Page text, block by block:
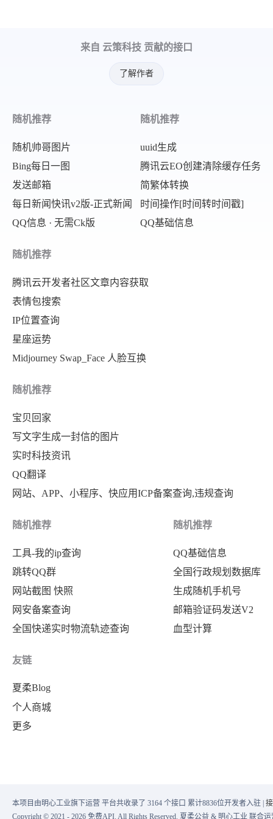
来自 云策科技 贡献的接口
了解作者
随机推荐
随机帅哥图片
Bing每日一图
发送邮箱
每日新闻快讯v2版-正式新闻
QQ信息 · 无需Ck版
随机推荐
uuid生成
腾讯云EO创建清除缓存任务
简繁体转换
时间操作[时间转时间戳]
QQ基础信息
随机推荐
腾讯云开发者社区文章内容获取
表情包搜索
IP位置查询
星座运势
Midjourney Swap_Face 人脸互换
随机推荐
宝贝回家
写文字生成一封信的图片
实时科技资讯
QQ翻译
网站、APP、小程序、快应用ICP备案查询,违规查询
随机推荐
工具-我的ip查询
跳转QQ群
网站截图 快照
网安备案查询
全国快递实时物流轨迹查询
随机推荐
QQ基础信息
全国行政规划数据库
生成随机手机号
邮箱验证码发送V2
血型计算
友链
夏柔Blog
个人商城
更多
本项目由明心工业旗下运营 平台共收录了 3164 个接口 累计8836位开发者入驻 |
Copyright © 2021 - 2026 免费API. All Rights Reserved. 夏柔公益 & 明心工业 联合